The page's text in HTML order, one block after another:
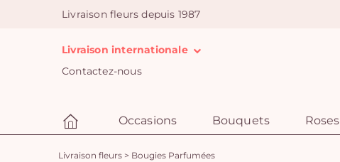
Livraison fleurs depuis 1987
Livraison internationale
Contactez-nous
Occasions Bouquets Roses
Livraison fleurs > Bougies Parfumées